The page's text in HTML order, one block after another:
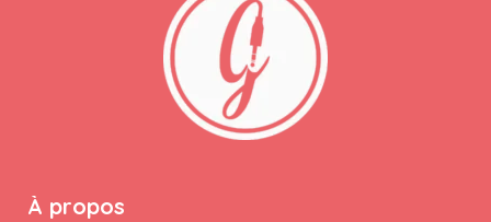
À propos